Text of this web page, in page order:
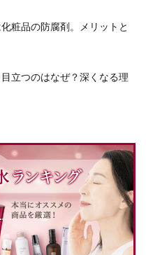
粧品の防腐剤。メリットと
立つのはなぜ？深くなる理